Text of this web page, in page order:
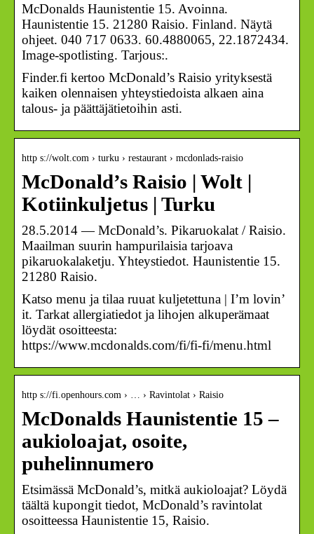
McDonalds Haunistentie 15. Avoinna.
Haunistentie 15. 21280 Raisio. Finland. Näytä
ohjeet. 040 717 0633. 60.4880065, 22.1872434.
Image-spotlisting. Tarjous:.
Finder.fi kertoo McDonald’s Raisio yrityksestä
kaiken olennaisen yhteystiedoista alkaen aina
talous- ja päättäjätietoihin asti.
http s://wolt.com › turku › restaurant › mcdonlads-raisio
McDonald’s Raisio | Wolt |
Kotiinkuljetus | Turku
28.5.2014 — McDonald’s. Pikaruokalat / Raisio.
Maailman suurin hampurilaisia tarjoava
pikaruokalaketju. Yhteystiedot. Haunistentie 15.
21280 Raisio.
Katso menu ja tilaa ruuat kuljetettuna | I’m lovin’
it. Tarkat allergiatiedot ja lihojen alkuperämaat
löydät osoitteesta:
https://www.mcdonalds.com/fi/fi-fi/menu.html
http s://fi.openhours.com › … › Ravintolat › Raisio
McDonalds Haunistentie 15 –
aukioloajat, osoite,
puhelinnumero
Etsimässä McDonald’s, mitkä aukioloajat? Löydä
täältä kupongit tiedot, McDonald’s ravintolat
osoitteessa Haunistentie 15, Raisio.